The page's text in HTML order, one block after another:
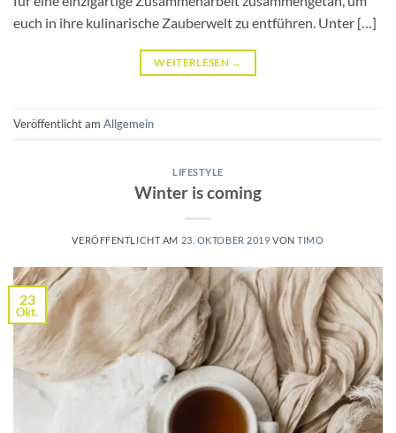
euch in ihre kulinarische Zauberwelt zu entführen. Unter […]
WEITERLESEN →
Veröffentlicht am Allgemein
LIFESTYLE
Winter is coming
VERÖFFENTLICHT AM 23. OKTOBER 2019 VONTIMO
23
Okt.